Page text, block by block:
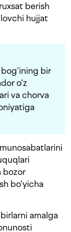
berish
hujjat
bir
o‘z
va chorva
bozor
bo‘yicha
amalga